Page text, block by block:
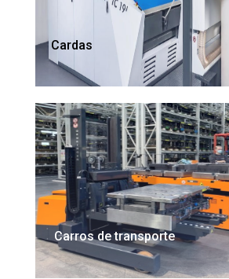
Cardas
Carros de transporte